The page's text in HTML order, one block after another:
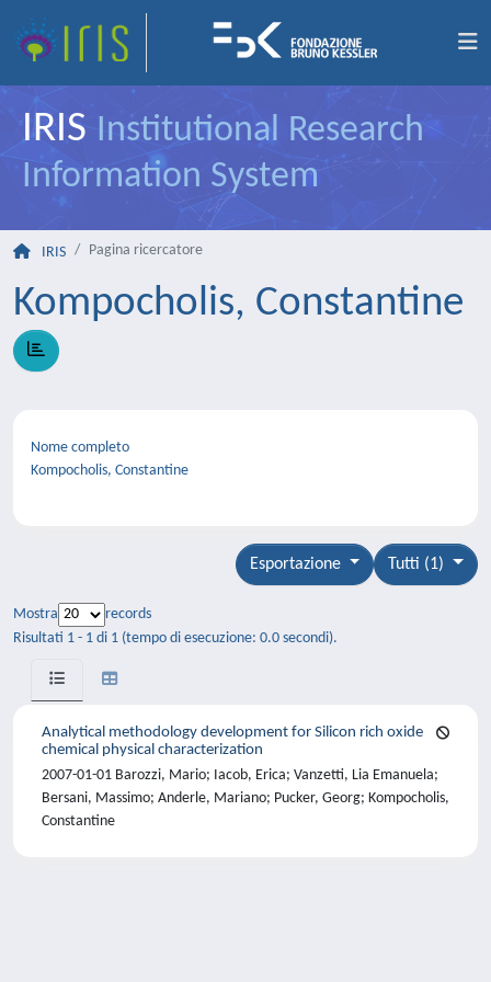
IRIS Institutional Research
Information System
IRIS Pagina ricercatore
Kompocholis, Constantine
Nome completo
Kompocholis, Constantine
Tutti (1)
Esportazione
Mostra
records
Risultati 1 - 1 di 1 (tempo di esecuzione: 0.0 secondi).
Analytical methodology development for Silicon rich oxide
chemical physical characterization
2007-01-01 Barozzi, Mario; Iacob, Erica; Vanzetti, Lia Emanuela;
Bersani, Massimo; Anderle, Mariano; Pucker, Georg; Kompocholis,
Constantine